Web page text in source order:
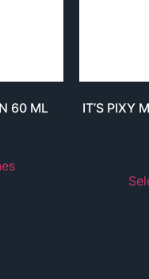
60 ML
IT’S PIXY